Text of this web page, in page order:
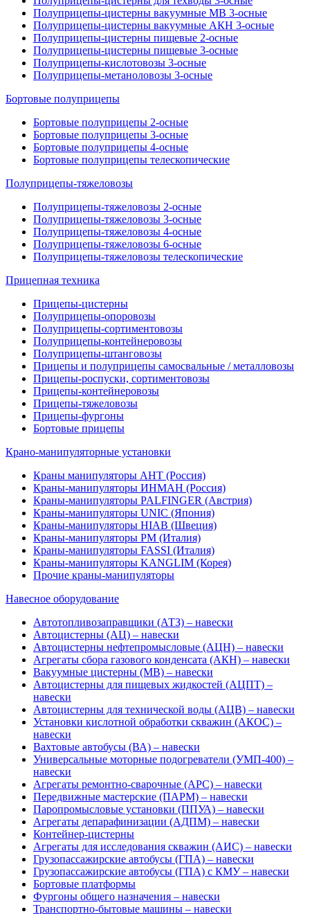
Полуприцепы-цистерны вакуумные МВ 3-осные
Полуприцепы-цистерны вакуумные АКН 3-осные
Полуприцепы-цистерны пищевые 2-осные
Полуприцепы-цистерны пищевые 3-осные
Полуприцепы-кислотовозы 3-осные
Полуприцепы-метаноловозы 3-осные
Бортовые полуприцепы
Бортовые полуприцепы 2-осные
Бортовые полуприцепы 3-осные
Бортовые полуприцепы 4-осные
Бортовые полуприцепы телескопические
Полуприцепы-тяжеловозы
Полуприцепы-тяжеловозы 2-осные
Полуприцепы-тяжеловозы 3-осные
Полуприцепы-тяжеловозы 4-осные
Полуприцепы-тяжеловозы 6-осные
Полуприцепы-тяжеловозы телескопические
Прицепная техника
Прицепы-цистерны
Полуприцепы-опоровозы
Полуприцепы-сортиментовозы
Полуприцепы-контейнеровозы
Полуприцепы-штанговозы
Прицепы и полуприцепы самосвальные / металловозы
Прицепы-роспуски, сортиментовозы
Прицепы-контейнеровозы
Прицепы-тяжеловозы
Прицепы-фургоны
Бортовые прицепы
Крано-манипуляторные установки
Краны манипуляторы АНТ (Россия)
Краны-манипуляторы ИНМАН (Россия)
Краны-манипуляторы PALFINGER (Австрия)
Краны-манипуляторы UNIC (Япония)
Краны-манипуляторы HIAB (Швеция)
Краны-манипуляторы PM (Италия)
Краны-манипуляторы FASSI (Италия)
Краны-манипуляторы KANGLIM (Корея)
Прочие краны-манипуляторы
Навесное оборудование
Автотопливозаправщики (АТЗ) – навески
Автоцистерны (АЦ) – навески
Автоцистерны нефтепромысловые (АЦН) – навески
Агрегаты сбора газового конденсата (АКН) – навески
Вакуумные цистерны (МВ) – навески
Автоцистерны для пищевых жидкостей (АЦПТ) –
навески
Автоцистерны для технической воды (АЦВ) – навески
Установки кислотной обработки скважин (АКОС) –
навески
Вахтовые автобусы (ВА) – навески
Универсальные моторные подогреватели (УМП-400) –
навески
Агрегаты ремонтно-сварочные (АРС) – навески
Передвижные мастерские (ПАРМ) – навески
Паропромысловые установки (ППУА) – навески
Агрегаты депарафинизации (АДПМ) – навески
Контейнер-цистерны
Агрегаты для исследования скважин (АИС) – навески
Грузопассажирские автобусы (ГПА) – навески
Грузопассажирские автобусы (ГПА) с КМУ – навески
Бортовые платформы
Фургоны общего назначения – навески
Транспортно-бытовые машины – навески